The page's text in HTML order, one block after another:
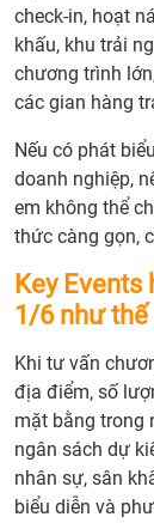
check-in, hoạt
khấu, khu trải
chương trình
các gian hàng
Nếu có phát
doanh nghiệp,
em không thể
thức càng gọn,
Key
1/6 như thế
Khi tư vấn
địa điểm, số
mặt bằng trong
ngân sách dự
nhân sự, sân
biểu diễn và